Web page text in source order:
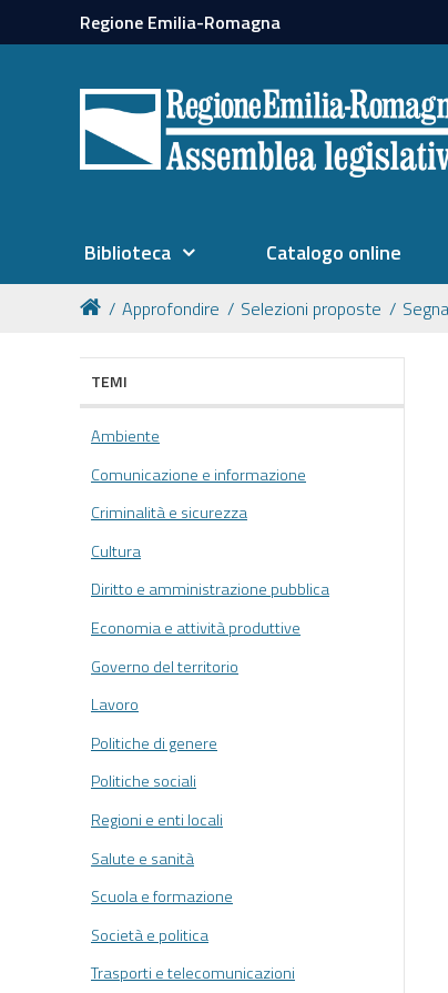
Regione Emilia-Romagna
Biblioteca Catalogo online
Approfondire Selezioni proposte
TEMI
Ambiente
Comunicazione e informazione
Criminalità e sicurezza
Cultura
Diritto e amministrazione pubblica
Economia e attività produttive
Governo del territorio
Lavoro
Politiche di genere
Politiche sociali
Regioni e enti locali
Salute e sanità
Scuola e formazione
Società e politica
Trasporti e telecomunicazioni